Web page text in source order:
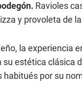
Ravioles
y provoleta de
la experiencia
su estética clásica
habitués por su